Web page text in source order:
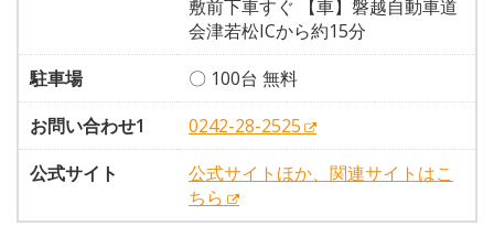
敷前下車すぐ 【車】磐越自動車道
会津若松ICから約15分
駐車場
〇 100台 無料
お問い合わせ1
0242-28-2525
公式サイト
公式サイトほか、関連サイトはこ
ちら